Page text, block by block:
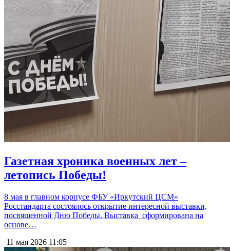
Газетная хроника военных лет –
летопись Победы!
8 мая в главном корпусе ФБУ «Иркутский ЦСМ»
Росстандарта состоялось открытие интересной выставки,
посвященной Дню Победы. Выставка сформирована на
основе…
11 мая 2026 11:05